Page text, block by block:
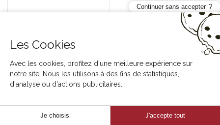
Continuer sans accepter
Les Cookies
Avec les cookies, profitez d'une meilleure expérience sur
notre site. Nous les utilisons à des fins de statistiques,
d'analyse ou d'actions publicitaires.
Je choisis J'accepte tout